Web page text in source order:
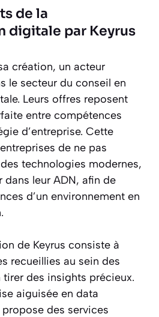
de la
digitale par Keyrus
création, un acteur
le secteur du conseil en
Leurs offres reposent
entre compétences
d’entreprise. Cette
de ne pas
technologies modernes,
dans leur ADN, afin de
d’un environnement en
de Keyrus consiste à
recueillies au sein des
des insights précieux.
aiguisée en data
des services